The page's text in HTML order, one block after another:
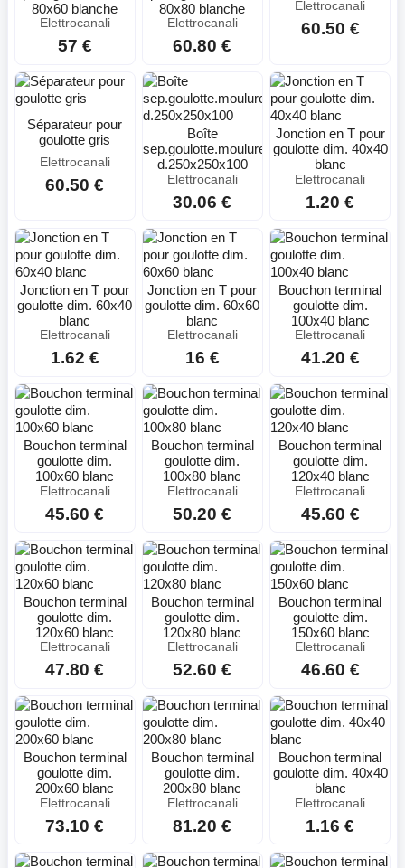
80x60 blanche
Elettrocanali
57 €
80x80 blanche
Elettrocanali
60.80 €
Elettrocanali
60.50 €
Séparateur pour
goulotte gris
Elettrocanali
60.50 €
Boîte
sep.goulotte.moulure.+comp.
d.250x250x100
Elettrocanali
30.06 €
Jonction en T pour
goulotte dim. 40x40
blanc
Elettrocanali
1.20 €
Jonction en T pour
goulotte dim. 60x40
blanc
Elettrocanali
1.62 €
Jonction en T pour
goulotte dim. 60x60
blanc
Elettrocanali
16 €
Bouchon terminal
goulotte dim.
100x40 blanc
Elettrocanali
41.20 €
Bouchon terminal
goulotte dim.
100x60 blanc
Elettrocanali
45.60 €
Bouchon terminal
goulotte dim.
100x80 blanc
Elettrocanali
50.20 €
Bouchon terminal
goulotte dim.
120x40 blanc
Elettrocanali
45.60 €
Bouchon terminal
goulotte dim.
120x60 blanc
Elettrocanali
47.80 €
Bouchon terminal
goulotte dim.
120x80 blanc
Elettrocanali
52.60 €
Bouchon terminal
goulotte dim.
150x60 blanc
Elettrocanali
46.60 €
Bouchon terminal
goulotte dim.
200x60 blanc
Elettrocanali
73.10 €
Bouchon terminal
goulotte dim.
200x80 blanc
Elettrocanali
81.20 €
Bouchon terminal
goulotte dim. 40x40
blanc
Elettrocanali
1.16 €